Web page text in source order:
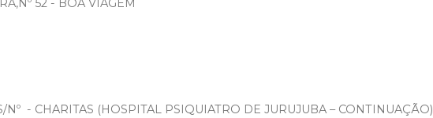
52 - BOA VIAGEM
Nº - CHARITAS (HOSPITAL PSIQUIATRO DE JURUJUBA – CONTINUAÇÃO)